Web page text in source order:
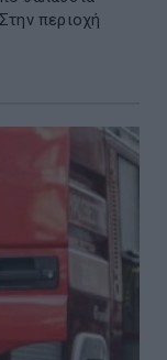
περιοχή